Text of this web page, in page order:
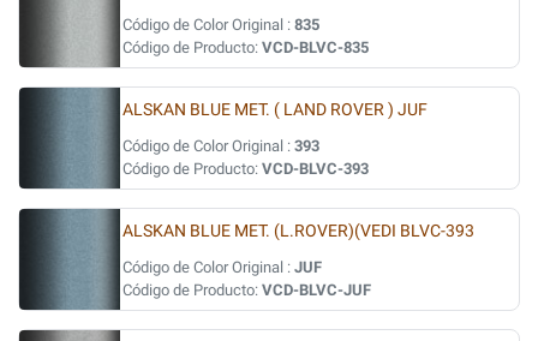
Código de Color Original : 835
Código de Producto: VCD-BLVC-835
ALSKAN BLUE MET. ( LAND ROVER ) JUF
Código de Color Original : 393
Código de Producto: VCD-BLVC-393
ALSKAN BLUE MET. (L.ROVER)(VEDI BLVC-393
Código de Color Original : JUF
Código de Producto: VCD-BLVC-JUF